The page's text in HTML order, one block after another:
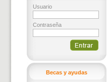
Usuario
Contraseña
Becas y ayudas